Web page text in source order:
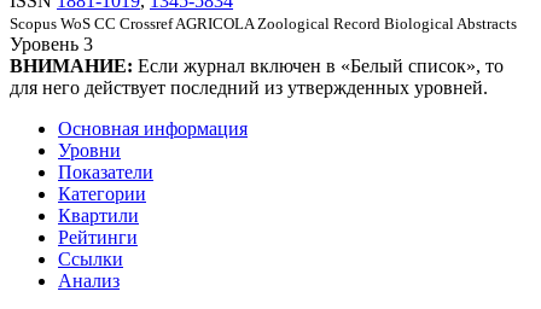
Scopus WoS CC Crossref AGRICOLA Zoological Record Biological Abstracts
Уровень 3
ВНИМАНИЕ: Если журнал включен в «Белый список», то
для него действует последний из утвержденных уровней.
Основная информация
Уровни
Показатели
Категории
Квартили
Рейтинги
Ссылки
Анализ